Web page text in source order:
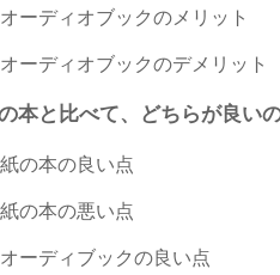
オーディオブックのメリット
オーディオブックのデメリット
本と比べて、どちらが良い
紙の本の良い点
紙の本の悪い点
オーディブックの良い点